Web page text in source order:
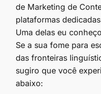
de Marketing de
plataformas
Uma delas eu
Se a sua fome para
das fronteiras
sugiro que você
abaixo: